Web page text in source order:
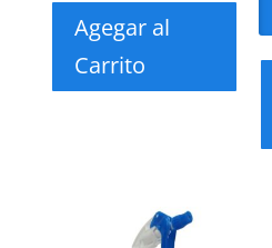
Agegar al
Carrito